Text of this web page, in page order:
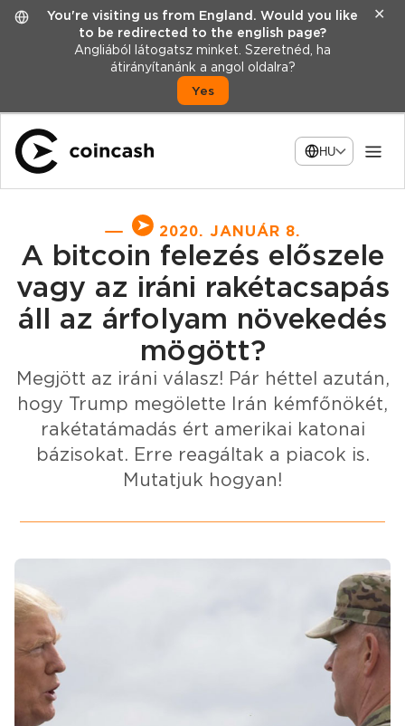
You're visiting us from England. Would you like
to be redirected to the english page?
Angliából látogatsz minket. Szeretnéd, ha
átirányítanánk a angol oldalra?
Yes
✕
HU
2020. JANUÁR 8.
A bitcoin felezés előszele
vagy az iráni rakétacsapás
áll az árfolyam növekedés
mögött?
Megjött az iráni válasz! Pár héttel azután,
hogy Trump megölette Irán kémfőnökét,
rakétatámadás ért amerikai katonai
bázisokat. Erre reagáltak a piacok is.
Mutatjuk hogyan!